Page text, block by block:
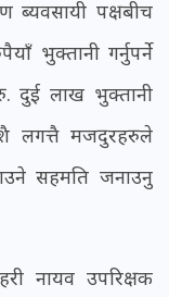
ब्यवसायी पक्षबीच
भुक्तानी गर्नुपर्ने
दुई लाख भुक्तानी
लगत्तै मजदुरहरुले
सहमति जनाउनु
नायव उपरिक्षक